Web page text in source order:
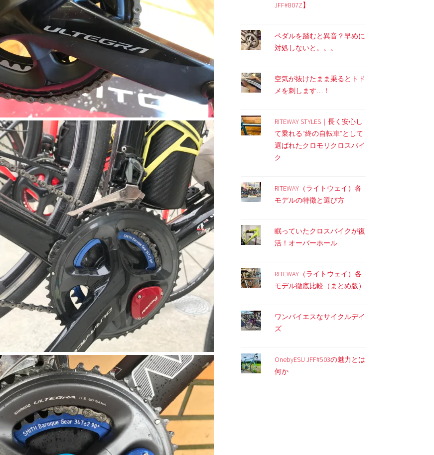
JFF#807Z】
ペダルを踏むと異音？早めに
対処しないと。。。
空気が抜けたまま乗るとトド
メを刺します…！
RITEWAY STYLES｜長く安心し
て乗れる“終の自転車”として
選ばれたクロモリクロスバイ
ク
RITEWAY（ライトウェイ）各
モデルの特徴と選び方
眠っていたクロスバイクが復
活！オーバーホール
RITEWAY（ライトウェイ）各
モデル徹底比較（まとめ版）
ワンバイエスなサイクルデイ
ズ
OnebyESU JFF#503の魅力とは
何か